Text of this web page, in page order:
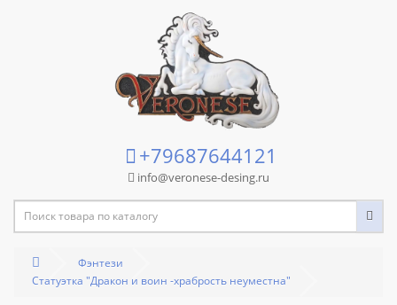
+79687644121
info@veronese-desing.ru
Фэнтези
Статуэтка "Дракон и воин -храбрость неуместна"